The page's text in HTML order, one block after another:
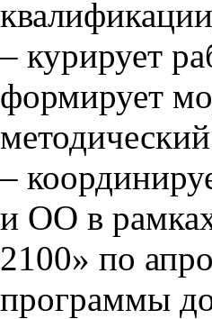
– курирует
формирует
–
и ОО в
2100» по
программы